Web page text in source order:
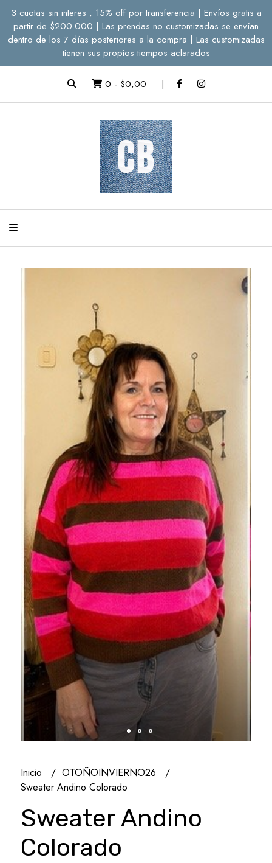
3 cuotas sin interes , 15% off por transferencia | Envíos gratis a
partir de $200.000 | Las prendas no customizadas se envían
dentro de los 7 días posteriores a la compra | Las customizadas
tienen sus propios tiempos aclarados
0 - $0,00
Inicio
OTOÑOINVIERNO26
Sweater Andino Colorado
Sweater Andino
Colorado